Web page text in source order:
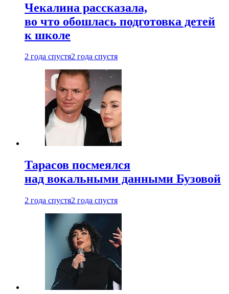
Чекалина рассказала,
во что обошлась подготовка детей
к школе
2 года спустя2 года спустя
Тарасов посмеялся
над вокальными данными Бузовой
2 года спустя2 года спустя